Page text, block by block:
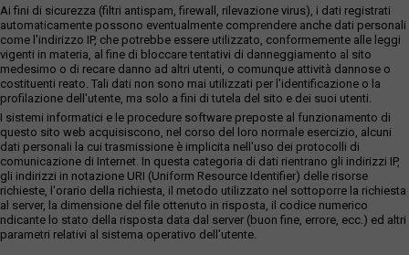
Ai fini di sicurezza (filtri antispam, firewall, rilevazione virus), i dati registrati
automaticamente possono eventualmente comprendere anche dati personali
come l'indirizzo IP, che potrebbe essere utilizzato, conformemente alle leggi
vigenti in materia, al fine di bloccare tentativi di danneggiamento al sito
medesimo o di recare danno ad altri utenti, o comunque attività dannose o
costituenti reato. Tali dati non sono mai utilizzati per l'identificazione o la
profilazione dell'utente, ma solo a fini di tutela del sito e dei suoi utenti.
I sistemi informatici e le procedure software preposte al funzionamento di
questo sito web acquisiscono, nel corso del loro normale esercizio, alcuni
dati personali la cui trasmissione è implicita nell'uso dei protocolli di
comunicazione di Internet. In questa categoria di dati rientrano gli indirizzi IP,
gli indirizzi in notazione URI (Uniform Resource Identifier) delle risorse
richieste, l'orario della richiesta, il metodo utilizzato nel sottoporre la richiesta
al server, la dimensione del file ottenuto in risposta, il codice numerico
ndicante lo stato della risposta data dal server (buon fine, errore, ecc.) ed altri
parametri relativi al sistema operativo dell'utente.